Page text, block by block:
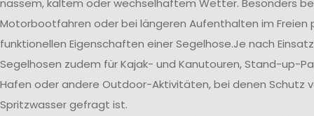
nassem, kaltem oder wechselhaftem Wetter. Besonders
Motorbootfahren oder bei längeren Aufenthalten im Freien
funktionellen Eigenschaften einer Segelhose.Je nach
Segelhosen zudem für Kajak- und Kanutouren, Stand-up-
Hafen oder andere Outdoor-Aktivitäten, bei denen Schutz
Spritzwasser gefragt ist.